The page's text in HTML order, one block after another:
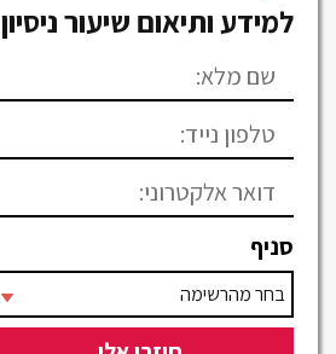
למידע ותיאום שיעור ניסיון
סניף